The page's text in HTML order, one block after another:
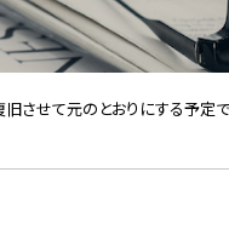
させて元のとおりにする予定